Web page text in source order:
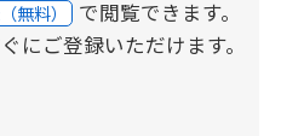
無料） で閲覧できます。
にご登録いただけます。